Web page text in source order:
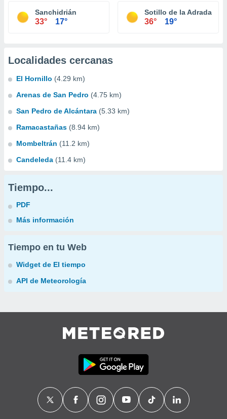
Sanchidrián
33° 17°
Sotillo de la Adrada
36° 19°
Localidades cercanas
El Hornillo (4.29 km)
Arenas de San Pedro (4.75 km)
San Pedro de Alcántara (5.33 km)
Ramacastañas (8.94 km)
Mombeltrán (11.2 km)
Candeleda (11.4 km)
Tiempo...
PDF
Más información
Tiempo en tu Web
Widget de El tiempo
API de Meteorología